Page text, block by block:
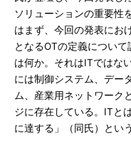
ソリューションの重要性
はまず、今回の発表にお
となるOTの定義について
は何か。それはITではな
には制御システム、デー
ム、産業用ネットワーク
ジに存在している。ITと
に達する」（同氏）という